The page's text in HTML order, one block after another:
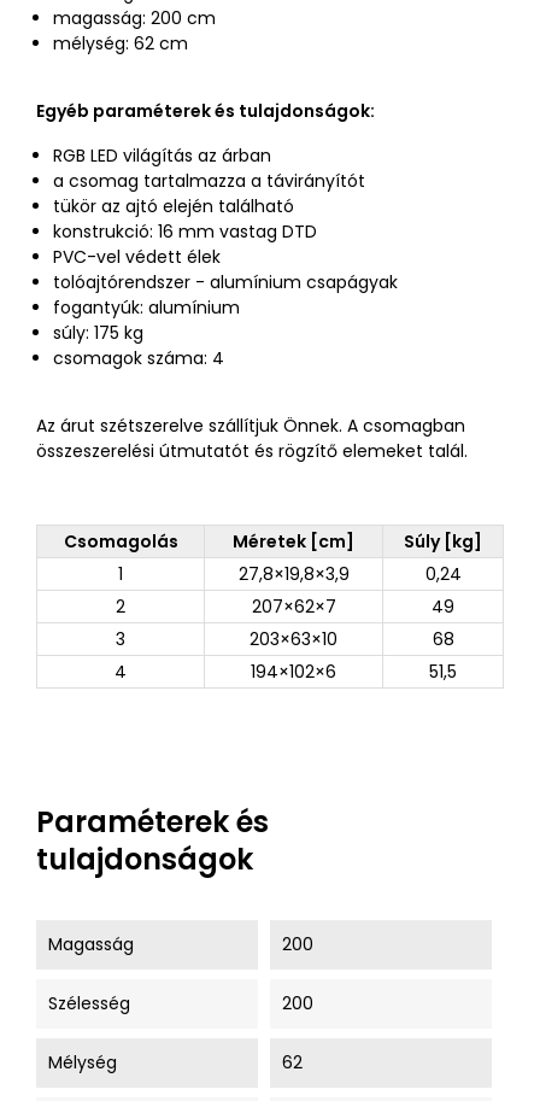
magasság: 200 cm
mélység: 62 cm
Egyéb paraméterek és tulajdonságok:
RGB LED világítás az árban
a csomag tartalmazza a távirányítót
tükör az ajtó elején található
konstrukció: 16 mm vastag DTD
PVC-vel védett élek
tolóajtórendszer - alumínium csapágyak
fogantyúk: alumínium
súly: 175 kg
csomagok száma: 4
Az árut szétszerelve szállítjuk Önnek. A csomagban
összeszerelési útmutatót és rögzítő elemeket talál.
Csomagolás Méretek [cm]
Súly [kg]
1
27,8×19,8×3,9
0,24
2
207×62×7
49
3
203×63×10
68
4
194×102×6 51,5
Paraméterek és
tulajdonságok
Magasság 200
Szélesség 200
Mélység 62